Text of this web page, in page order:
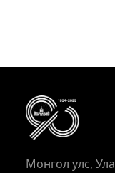
Монгол улс,